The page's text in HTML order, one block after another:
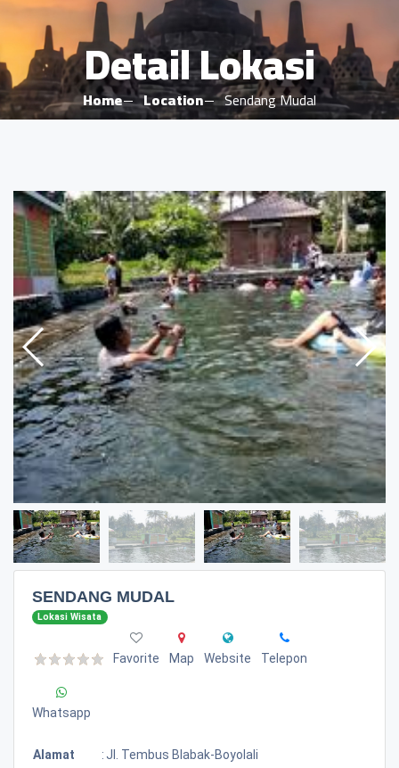
Detail Lokasi
Home Location Sendang Mudal
SENDANG MUDAL
Lokasi Wisata
Favorite Map Website Telepon
Whatsapp
Alamat : Jl. Tembus Blabak-Boyolali